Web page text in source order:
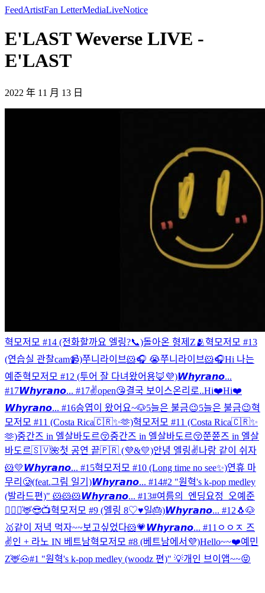
FeedArtistFan LetterMediaLiveNotice
E'LAST Weverse LIVE -
E'LAST
2022 年 11 月 13 日
혁모저모 #14 (전화할까요 엘링?📞)돌아온 형제Z🫂혁모저모 #13
(연습실 관찰cam📹)쭈니라이브🐹🎧 😭쭈니라이브🐹🎧Hi 나는
예준혁모저모 #12 (투어 잘 다녀왔어용🦊💜)𝙒𝙝𝙮𝙧𝙖𝙣𝙤...
#17𝙒𝙝𝙮𝙧𝙖𝙣𝙤... #17✌️open😘결국 보이스온리로..Hi❤️Hi❤️
𝙒𝙝𝙮𝙧𝙖𝙣𝙤... #16승엽이 왔어요~🐶5늘은 불금😉5늘은 불금😉혁
모저모 #11 (Costa Rica🇨🇷✨🫶)혁모저모 #11 (Costa Rica🇨🇷✨
🫶)중간즈 in 엘살바도르😚중간즈 in 엘살바도르😚쭌쮼즈 in 엘살
바도르🇸🇻🌺첫 공연 끝🇵🇷 (💜&💛)안녕 엘링✌️나랑 같이 쉬자
🐹💛𝙒𝙝𝙮𝙧𝙖𝙣𝙤... #15혁모저모 #10 (Long time no see✨)연휴 마
무리🥲(feat.그림 일기)𝙒𝙝𝙮𝙧𝙖𝙣𝙤... #14#2 "원혁's k-pop medley
(발라드편)" 🐹🐹🐹𝙒𝙝𝙮𝙧𝙖𝙣𝙤... #13#여름의_엔딩요정_오예준
🧚🏻‍♂️🦌😎📺혁모저모 #9 (엘링 8♡♥일🎂)𝙒𝙝𝙮𝙧𝙖𝙣𝙤... #12 🐧🐶
🥇같이 저녁 먹자~~보고싶었다🐹💗𝙒𝙝𝙮𝙧𝙖𝙣𝙤... #11 ㅇㅇㅈ 즈
✌️인 + 라노 IN 베트남혁모저모 #8 (베트남에서💜)Hello~~❤️예민
Z🦌🐽#1 "원혁's k-pop medley (woodz 편)" 💡개인 브이앱~~😝